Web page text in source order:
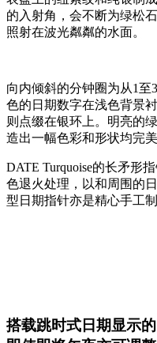
的入射角，会不断为绿松
照射在波光粼粼的水面。
向内倾斜的分钟圈为从1
色的日期数字在浅色背景
则点缀在银环上。明亮的
造出一幅色彩和形状均完
DATE Turquoise的长矛形
色退火处理，以和周围的
型日期指针亦是精心手工制
搭载跳时式日期显示